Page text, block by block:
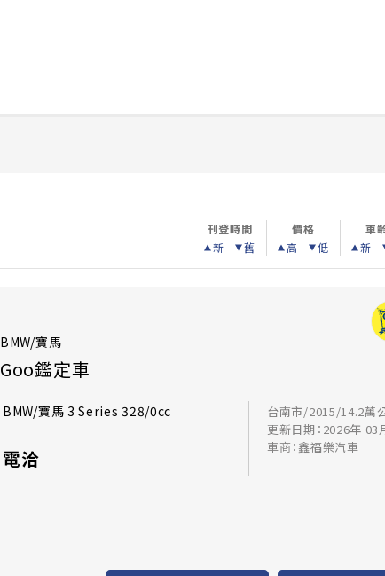
刊登時間
新
舊
價格
高
低
車
新
BMW/寶馬
Goo鑑定車
BMW/寶馬 3 Series 328/0cc
電洽
台南市/2015/14.2萬
更新日期：2026年 03
車商：鑫福樂汽車